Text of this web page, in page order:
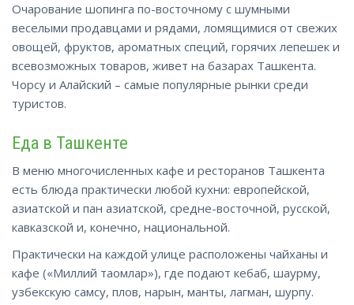
Очарование шопинга по-восточному с шумными
веселыми продавцами и рядами, ломящимися от свежих
овощей, фруктов, ароматных специй, горячих лепешек и
всевозможных товаров, живет на базарах Ташкента.
Чорсу и Алайский – самые популярные рынки среди
туристов.
Еда в Ташкенте
В меню многочисленных кафе и ресторанов Ташкента
есть блюда практически любой кухни: европейской,
азиатской и пан азиатской, средне-восточной, русской,
кавказской и, конечно, национальной.
Практически на каждой улице расположены чайханы и
кафе («Миллий таомлар»), где подают кебаб, шаурму,
узбекскую самсу, плов, нарын, манты, лагман, шурпу.